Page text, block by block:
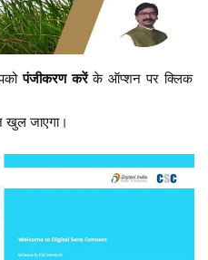
पंजीकरण करेंके ऑप्शन पर क्लिक
जाएगा।